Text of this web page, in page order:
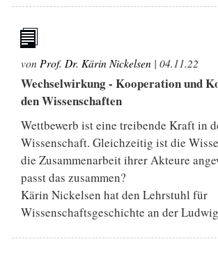
von Prof. Dr. Kärin Nickelsen | 04.11.22
Wechselwirkung - Kooperation und
den Wissenschaften
Wettbewerb ist eine treibende Kraft in
Wissenschaft. Gleichzeitig ist die
die Zusammenarbeit ihrer Akteure
passt das zusammen?
Kärin Nickelsen hat den Lehrstuhl für
Wissenschaftsgeschichte an der